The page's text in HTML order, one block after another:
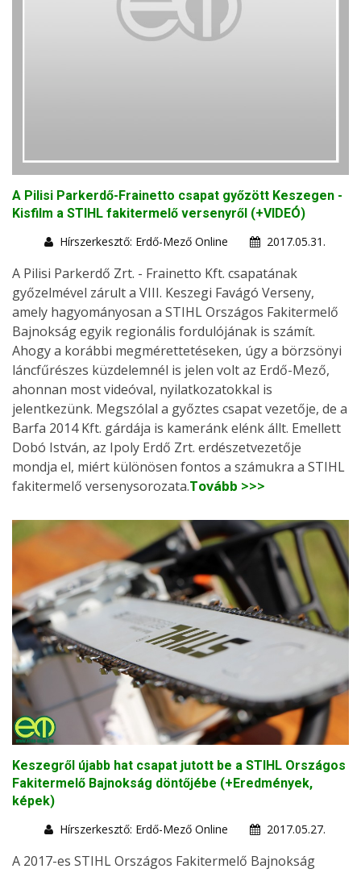
A Pilisi Parkerdő-Frainetto csapat győzött Keszegen -
Kisfilm a STIHL fakitermelő versenyről (+VIDEÓ)
Hírszerkesztő: Erdő-Mező Online
2017.05.31.
A Pilisi Parkerdő Zrt. - Frainetto Kft. csapatának
győzelmével zárult a VIII. Keszegi Favágó Verseny,
amely hagyományosan a STIHL Országos Fakitermelő
Bajnokság egyik regionális fordulójának is számít.
Ahogy a korábbi megmérettetéseken, úgy a börzsönyi
láncfűrészes küzdelemnél is jelen volt az Erdő-Mező,
ahonnan most videóval, nyilatkozatokkal is
jelentkezünk. Megszólal a győztes csapat vezetője, de a
Barfa 2014 Kft. gárdája is kameránk elénk állt. Emellett
Dobó István, az Ipoly Erdő Zrt. erdészetvezetője
mondja el, miért különösen fontos a számukra a STIHL
fakitermelő versenysorozata.Tovább >>>
Keszegről újabb hat csapat jutott be a STIHL Országos
Fakitermelő Bajnokság döntőjébe (+Eredmények,
képek)
Hírszerkesztő: Erdő-Mező Online
2017.05.27.
A 2017-es STIHL Országos Fakitermelő Bajnokság